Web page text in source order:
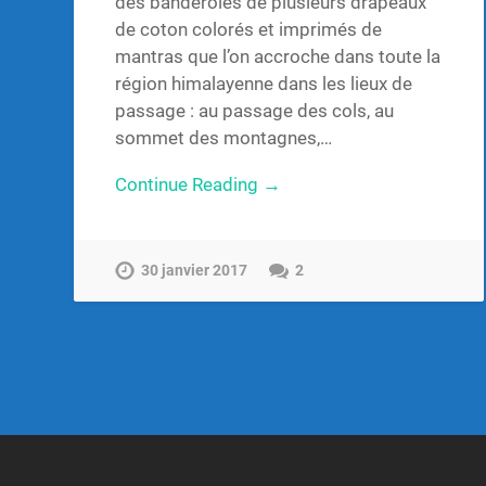
de coton colorés et imprimés de
mantras que l’on accroche dans toute la
région himalayenne dans les lieux de
passage : au passage des cols, au
sommet des montagnes,…
Continue Reading →
30 janvier 2017 2